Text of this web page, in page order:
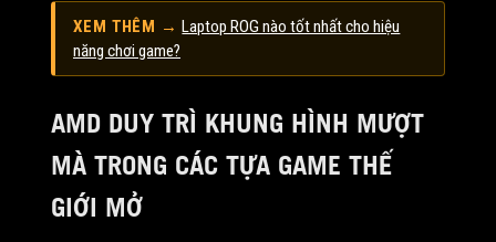
XEM THÊM →Laptop ROG nào tốt nhất cho hiệu
năng chơi game?
AMD DUY TRÌ KHUNG HÌNH MƯỢT
MÀ TRONG CÁC TỰA GAME THẾ
GIỚI MỞ